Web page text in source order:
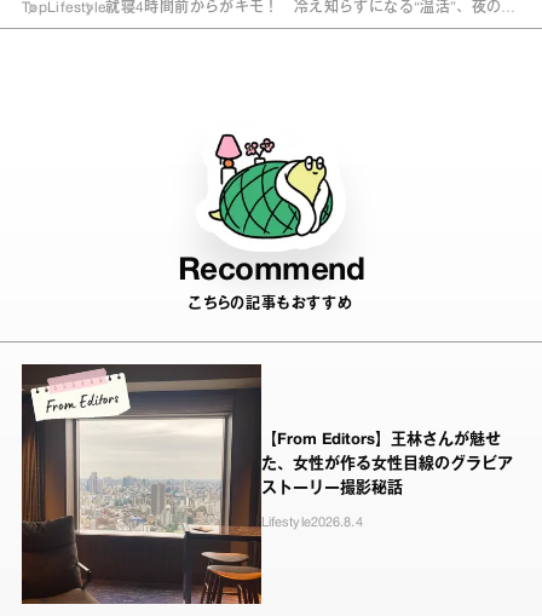
Top Lifestyle就寝4時間前からがキモ！ 冷え知らずになる“温活”、夜のル
Recommend
こちらの記事もおすすめ
【From Editors】王林さんが魅せ
た、女性が作る女性目線のグラビア
ストーリー撮影秘話
Lifestyle2026.8.4